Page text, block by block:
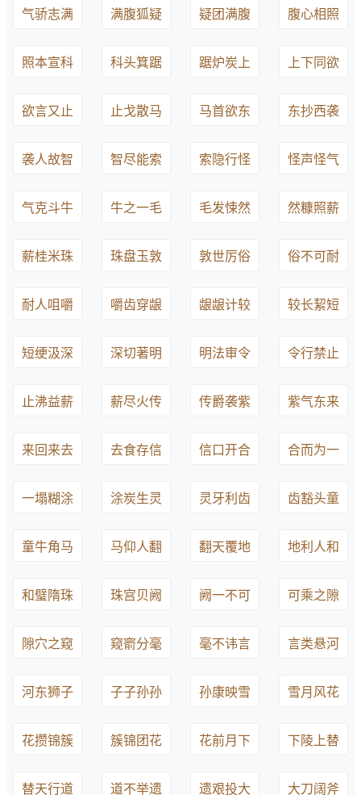
气骄志满 满腹狐疑 疑团满腹 腹心相照
照本宣科 科头箕踞 踞炉炭上 上下同欲
欲言又止 止戈散马 马首欲东 东抄西袭
袭人故智 智尽能索 索隐行怪 怪声怪气
气克斗牛 牛之一毛 毛发悚然 然糠照薪
薪桂米珠 珠盘玉敦 敦世厉俗 俗不可耐
耐人咀嚼 嚼齿穿龈 龈龈计较 较长絜短
短绠汲深 深切著明 明法审令 令行禁止
止沸益薪 薪尽火传 传爵袭紫 紫气东来
来回来去 去食存信 信口开合 合而为一
一塌糊涂 涂炭生灵 灵牙利齿 齿豁头童
童牛角马 马仰人翻 翻天覆地 地利人和
和璧隋珠 珠宫贝阙 阙一不可 可乘之隙
隙穴之窥 窥窬分毫 毫不讳言 言类悬河
河东狮子 子子孙孙 孙康映雪 雪月风花
花攒锦簇 簇锦团花 花前月下 下陵上替
替天行道 道不举遗 遗艰投大 大刀阔斧